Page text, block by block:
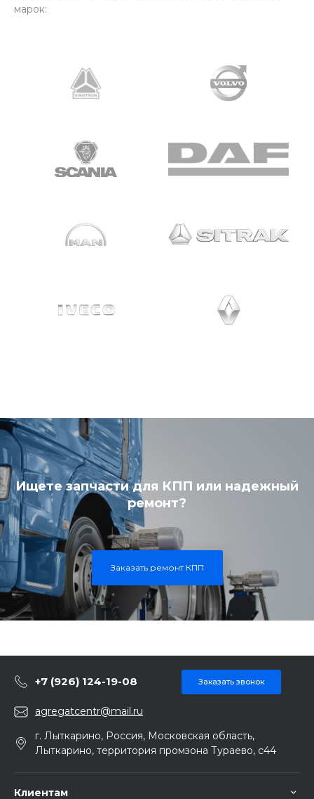
марок:
Ищете запчасти для КПП или надежный
ремонт?
Заказать ремонт КПП
+7 (926) 124-19-08 Заказать звонок
agregatcentr@mail.ru
г. Лыткарино, Россия, Московская область,
Лыткарино, территория промзона Тураево, с44
Клиентам